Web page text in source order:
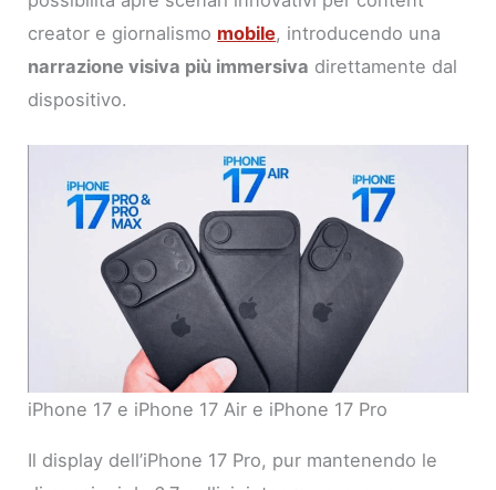
creator e giornalismo mobile, introducendo una
narrazione visiva più immersiva direttamente dal
dispositivo.
iPhone 17 e iPhone 17 Air e iPhone 17 Pro
Il display dell’iPhone 17 Pro, pur mantenendo le